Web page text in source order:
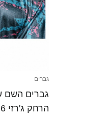
גברים
הרחק ג'רזי 2025/26 חולצה קצרה